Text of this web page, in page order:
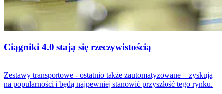
Ciągniki 4.0 stają się rzeczywistością
Zestawy transportowe - ostatnio także zautomatyzowane – zyskują
na popularności i będą najpewniej stanowić przyszłość tego rynku.